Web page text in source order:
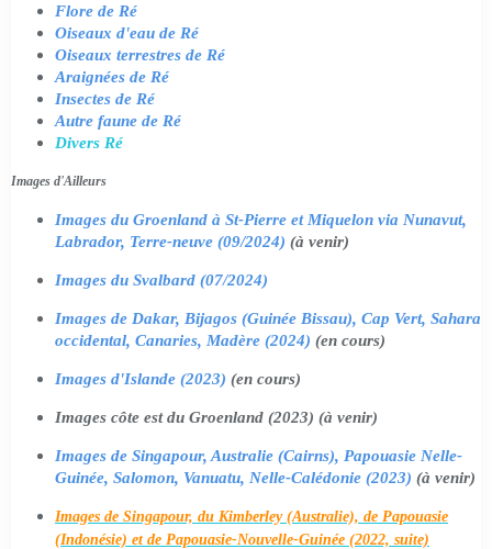
Flore de Ré
Oiseaux d'eau de Ré
Oiseaux terrestres de Ré
Araignées de Ré
Insectes de Ré
Autre faune de Ré
Divers Ré
Images d'Ailleurs
Images du Groenland à St-Pierre et Miquelon via Nunavut,
Labrador, Terre-neuve (09/2024) (à venir)
Images du Svalbard (07/2024)
Images de Dakar, Bijagos (Guinée Bissau), Cap Vert, Sahara
occidental, Canaries, Madère (2024) (en cours)
Images d'Islande (2023) (en cours)
Images côte est du Groenland (2023) (à venir)
Images de Singapour, Australie (Cairns), Papouasie Nelle-
Guinée, Salomon, Vanuatu, Nelle-Calédonie (2023) (à venir)
Images de Singapour, du Kimberley (Australie), de Papouasie
(Indonésie) et de Papouasie-Nouvelle-Guinée (2022, suite)